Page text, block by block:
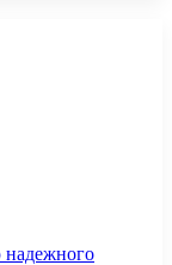
надежного